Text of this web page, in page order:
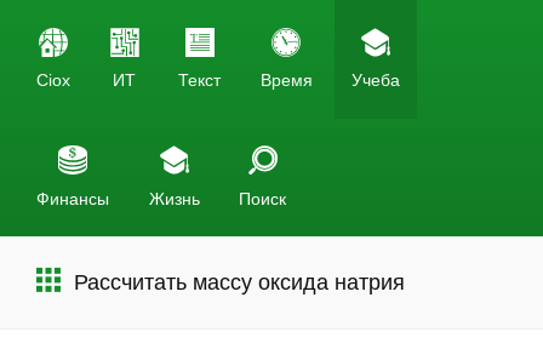
Ciox ИТ Текст Время Учеба
Финансы Жизнь Поиск
Рассчитать массу оксида натрия